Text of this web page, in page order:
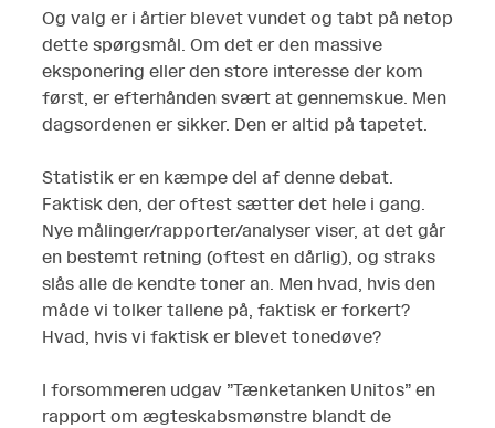
Og valg er i årtier blevet vundet og tabt på netop
dette spørgsmål. Om det er den massive
eksponering eller den store interesse der kom
først, er efterhånden svært at gennemskue. Men
dagsordenen er sikker. Den er altid på tapetet.
Statistik er en kæmpe del af denne debat.
Faktisk den, der oftest sætter det hele i gang.
Nye målinger/rapporter/analyser viser, at det går
en bestemt retning (oftest en dårlig), og straks
slås alle de kendte toner an. Men hvad, hvis den
måde vi tolker tallene på, faktisk er forkert?
Hvad, hvis vi faktisk er blevet tonedøve?
I forsommeren udgav ”Tænketanken Unitos” en
rapport om ægteskabsmønstre blandt de